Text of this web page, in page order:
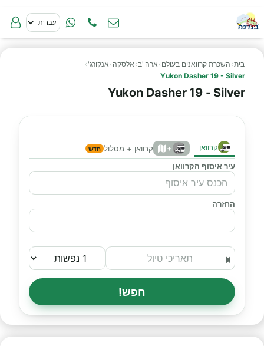
בית› השכרת קרוואנים בעולם › ארה"ב› אלסקה › אנקורג'›
Yukon Dasher 19 - Silver
Yukon Dasher 19 - Silver
קרוואן + קרוואן + מסלול חדש
עיר איסוף הקרוואן
החזרה
חפש!